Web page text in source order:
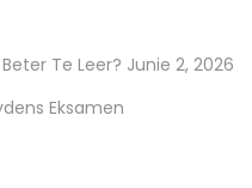
Te Leer? Junie 2, 2026
Eksamen